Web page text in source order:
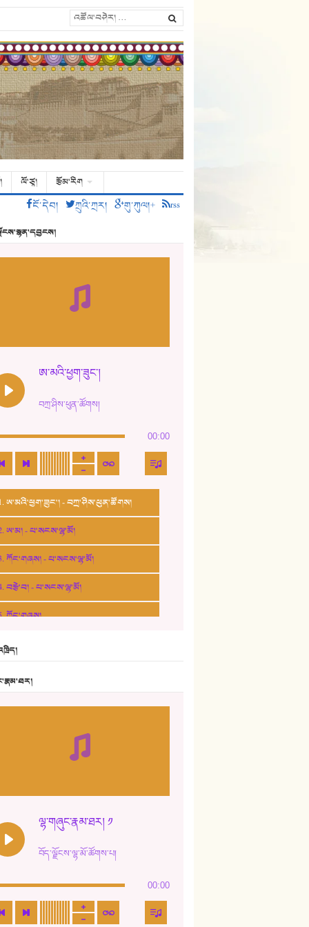
ལོ་ཙཱ།
རྩོམ་རིག
ངོ་དེབ།
ཀྲུའི་ཀྲར། གུ་ཀུལ།+ rss
ཨ་མའི་ཕྱག་ཟུང་།
བཀྲ་ཤིས་ཕུན་ཚོགས།
00:00
ཨ་མའི་ཕྱག་ཟུང་། - བཀྲ་ཤིས་ཕུན་ཚོགས།
ཨ་མ། - པ་སངས་ལྷ་མོ།
ཀོང་གཞས། - པ་སངས་ལྷ་མོ།
བརྩེ་བ། - པ་སངས་ལྷ་མོ།
ཀོང་གཞས།
ཆོལ་གསུམ་བྲོ་གཞས། - སྒྲོན་གསལ།
13. ཆུང་འདྲིས། - ཟླ་སྒྲོན།
ཤམ་པ་ལ་ཡི་སྲས་མོ།
ལྷ་གཞུང་རྣམ་ཐར། ༡
བོད་ལྗོངས་ལྷ་མོ་ཚོགས་པ།
00:00